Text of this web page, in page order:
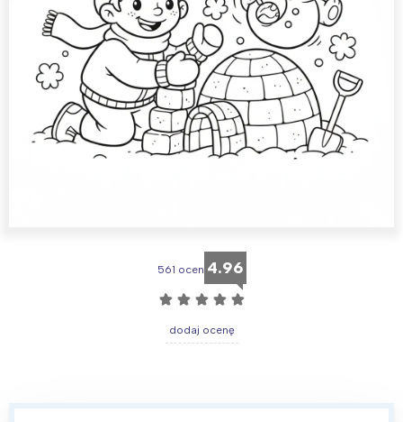
561 ocen 4.96
☆ ☆ ☆ ☆ ☆
dodaj ocenę